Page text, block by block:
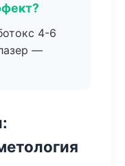
4-6
—